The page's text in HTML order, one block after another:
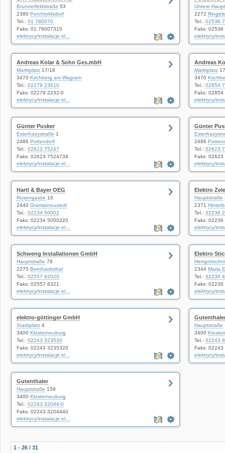
Brunnerfeldstraße 53
2380 Perchtoldsdorf
Tel.: 01 780070
Faks: 01 78007315
elektrycy/instalacje el...
Untere
2272
Tel.: 02536
Faks: 02536
elektrycy/
Andreas Kolar & Sohn Ges.mbH
Marktplatz 17/18
3470 Kirchberg am Wagram
Tel.: 02279 23610
Faks: 02279 2232-0
elektrycy/instalacje el...
Andreas
Marktplatz
3470
Tel.: 02854
Faks: 02854
elektrycy/
Günter Pusker
Esterhazystraße 1
2486 Pottendorf
Tel.: 02623 75247
Faks: 02623 7524734
elektrycy/instalacje el...
Günter
2486
Tel.: 02623
Faks: 02623
elektrycy/
Hartl & Bayer OEG
Rosengasse 16
2440 Gramatneusiedl
Tel.: 02234 50002
Faks: 02234 5000220
elektrycy/instalacje el...
Elektro
Hauptstraße
2371
Tel.: 02236
Faks: 02236
elektrycy/
Schweng Installationen GmbH
Hauptstraße 78
2275 Bernhardsthal
Tel.: 02557 82020
Faks: 02557 8321
elektrycy/instalacje el...
Elektro
2344 Maria
Tel.: 02236
Faks: 02236
elektrycy/
elektro-göttinger GmbH
Stadtplatz 4
3400 Klosterneuburg
Tel.: 02243 323530
Faks: 02243 3235320
elektrycy/instalacje el...
Hauptstraße
3400
Tel.: 02243
Faks: 02243
elektrycy/
Gutenthaler
Hauptstraße 159
3400 Klosterneuburg
Tel.: 02243 32044-0
Faks: 02243 3204440
elektrycy/instalacje el...
1 - 26 / 31